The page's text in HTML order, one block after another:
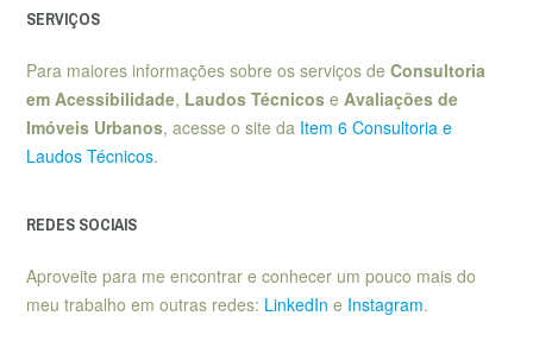
SERVIÇOS
Para maiores informações sobre os serviços de Consultoria
em Acessibilidade, Laudos Técnicos e Avaliações de
Imóveis Urbanos, acesse o site da Item 6 Consultoria e
Laudos Técnicos.
REDES SOCIAIS
Aproveite para me encontrar e conhecer um pouco mais do
meu trabalho em outras redes: LinkedIn e Instagram.